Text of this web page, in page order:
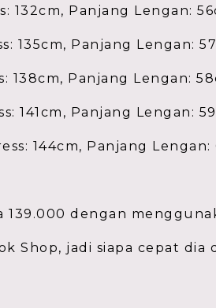
132cm, Panjang Lengan:
135cm, Panjang Lengan:
138cm, Panjang Lengan:
141cm, Panjang Lengan:
144cm, Panjang Lengan:
dengan
Shop, jadi siapa cepat